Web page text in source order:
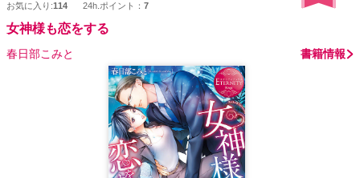
お気に入り:114 24h.ポイント： 7
女神様も恋をする
春日部こみと 書籍情報